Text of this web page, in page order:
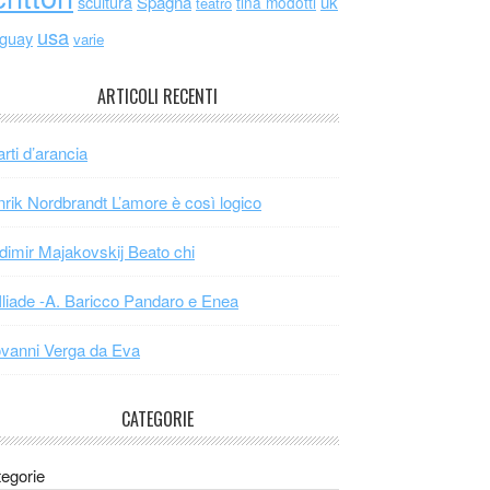
usa varie
ARTICOLI RECENTI
d’arancia
Nordbrandt L’amore è così logico
Majakovskij Beato chi
-A. Baricco Pandaro e Enea
Verga da Eva
CATEGORIE